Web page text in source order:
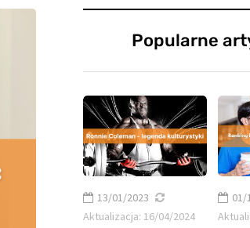
Popularne
13/01/2023
Aktualizacja: 16/04/2024
01/